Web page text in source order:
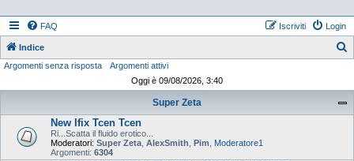
FAQ Login
Iscriviti
Indice
Argomenti senza risposta
Argomenti attivi
Oggi è 09/08/2026, 3:40
Super Zeta
New Ifix Tcen Tcen
Ri...Scatta il fluido erotico...
Moderatori: Super Zeta AlexSmith Pim
Moderatore1
Argomenti: 6304